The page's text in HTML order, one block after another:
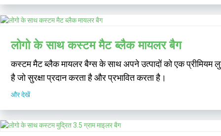
लोगो के साथ कस्टम मैट ब्लैक मायलर बैग
कस्टम मैट ब्लैक मायलर बैग्स के साथ अपने उत्पादों को एक
है जो सुरक्षा प्रदान करता है और प्रभावित करता है।
और देखें